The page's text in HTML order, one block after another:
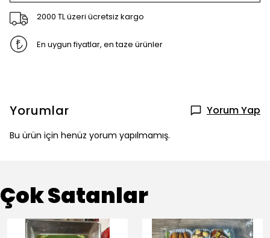
2000 TL üzeri ücretsiz kargo
En uygun fiyatlar, en taze ürünler
Yorumlar Yorum Yap
Bu ürün için henüz yorum yapılmamış.
Çok Satanlar